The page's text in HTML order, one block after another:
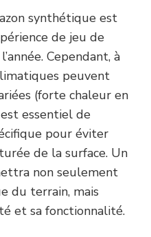
synthétique est
de jeu de
Cependant, à
peuvent
(forte chaleur en
essentiel de
pour éviter
de la surface. Un
non seulement
du terrain, mais
et sa fonctionnalité.